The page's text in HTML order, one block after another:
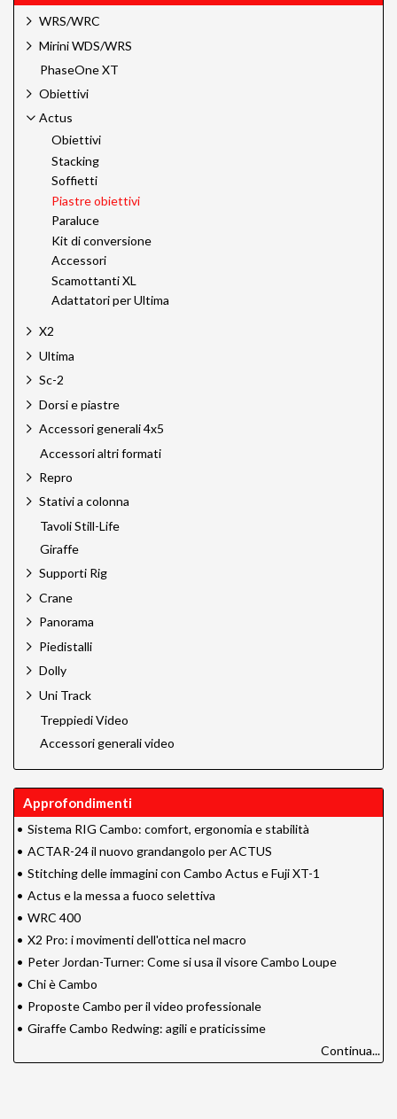
WRS/WRC
Mirini WDS/WRS
PhaseOne XT
Obiettivi
Actus
Obiettivi
Stacking
Soffietti
Piastre obiettivi
Paraluce
Kit di conversione
Accessori
Scamottanti XL
Adattatori per Ultima
X2
Ultima
Sc-2
Dorsi e piastre
Accessori generali 4x5
Accessori altri formati
Repro
Stativi a colonna
Tavoli Still-Life
Giraffe
Supporti Rig
Crane
Panorama
Piedistalli
Dolly
Uni Track
Treppiedi Video
Accessori generali video
Approfondimenti
• Sistema RIG Cambo: comfort, ergonomia e stabilità
• ACTAR-24 il nuovo grandangolo per ACTUS
• Stitching delle immagini con Cambo Actus e Fuji XT-1
• Actus e la messa a fuoco selettiva
• WRC 400
• X2 Pro: i movimenti dell'ottica nel macro
• Peter Jordan-Turner: Come si usa il visore Cambo Loupe
• Chi è Cambo
• Proposte Cambo per il video professionale
• Giraffe Cambo Redwing: agili e praticissime
Continua...